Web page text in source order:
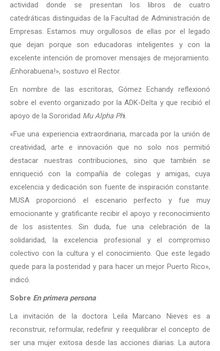
actividad donde se presentan los libros de cuatro
catedráticas distinguidas de la Facultad de Administración de
Empresas. Estamos muy orgullosos de ellas por el legado
que dejan porque son educadoras inteligentes y con la
excelente intención de promover mensajes de mejoramiento.
¡Enhorabuena!», sostuvo el Rector.
En nombre de las escritoras, Gómez Echandy reflexionó
sobre el evento organizado por la ADK-Delta y que recibió el
apoyo de la Sororidad Mu Alpha Phi.
«Fue una experiencia extraordinaria, marcada por la unión de
creatividad, arte e innovación que no solo nos permitió
destacar nuestras contribuciones, sino que también se
enriqueció con la compañía de colegas y amigas, cuya
excelencia y dedicación son fuente de inspiración constante.
MUSA proporcionó el escenario perfecto y fue muy
emocionante y gratificante recibir el apoyo y reconocimiento
de los asistentes. Sin duda, fue una celebración de la
solidaridad, la excelencia profesional y el compromiso
colectivo con la cultura y el conocimiento. Que este legado
quede para la posteridad y para hacer un mejor Puerto Rico»,
indicó.
Sobre En primera persona
La invitación de la doctora Leila Marcano Nieves es a
reconstruir, reformular, redefinir y reequilibrar el concepto de
ser una mujer exitosa desde las acciones diarias. La autora